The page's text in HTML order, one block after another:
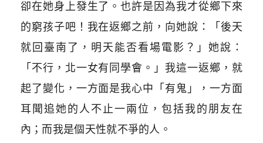
卻在她身上發生了。也許是因為我才從鄉下來
的窮孩子吧！我在返鄉之前，向她說：「後天
就回臺南了，明天能否看場電影？」她說：
「不行，北一女有同學會。」我這一返鄉，就
起了變化，一方面是我心中「有鬼」，一方面
耳聞追她的人不止一兩位，包括我的朋友在
內；而我是個天性就不爭的人。